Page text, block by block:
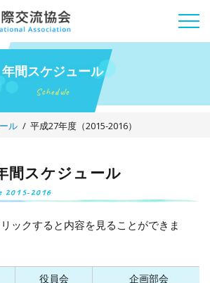
年間スケジュール
Schedule
ル 平成27年度（2015-2016）
間スケジュール
2015-2016
ックすると内容を見ることができま
役員会 企画部会